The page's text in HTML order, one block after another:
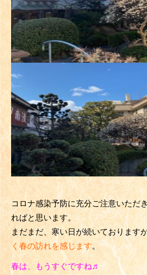
コロナ感染予防に充分ご注意いただ
ればと思います。
まだまだ、寒い日が続いております
く春の訪れを感じます。
春は、もうすぐですね♬